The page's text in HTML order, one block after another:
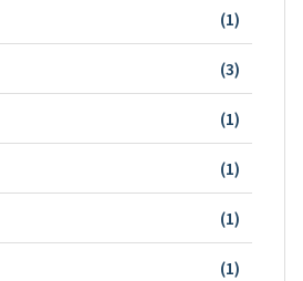
(1)
(3)
(1)
(1)
(1)
(1)